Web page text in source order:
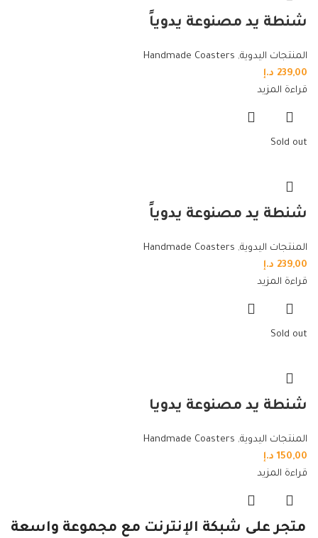
شنطة يد مصنوعة يدوياً
المنتجات اليدوية,
Handmade Coasters
239,00 د.إ
قراءة المزيد
Sold out
شنطة يد مصنوعة يدوياً
المنتجات اليدوية,
Handmade Coasters
239,00 د.إ
قراءة المزيد
Sold out
شنطة يد مصنوعة يدويا
المنتجات اليدوية,
Handmade Coasters
150,00 د.إ
قراءة المزيد
متجر على شبكة الإنترنت مع مجموعة واسعة